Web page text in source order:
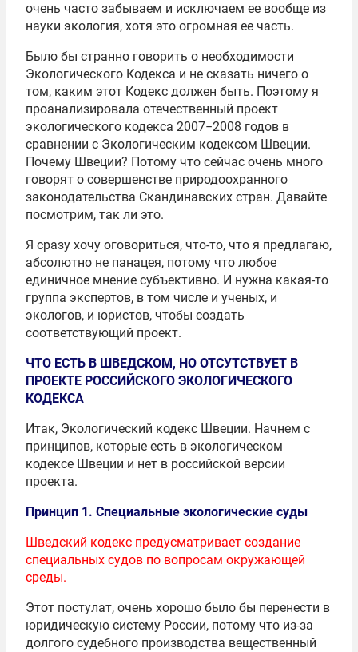
очень часто забываем и исключаем ее вообще из
науки экология, хотя это огромная ее часть.
Было бы странно говорить о необходимости
Экологического Кодекса и не сказать ничего о
том, каким этот Кодекс должен быть. Поэтому я
проанализировала отечественный проект
экологического кодекса 2007−2008 годов в
сравнении с Экологическим кодексом Швеции.
Почему Швеции? Потому что сейчас очень много
говорят о совершенстве природоохранного
законодательства Скандинавских стран. Давайте
посмотрим, так ли это.
Я сразу хочу оговориться, что-то, что я предлагаю,
абсолютно не панацея, потому что любое
единичное мнение субъективно. И нужна какая-то
группа экспертов, в том числе и ученых, и
экологов, и юристов, чтобы создать
соответствующий проект.
ЧТО ЕСТЬ В ШВЕДСКОМ, НО ОТСУТСТВУЕТ В
ПРОЕКТЕ РОССИЙСКОГО ЭКОЛОГИЧЕСКОГО
КОДЕКСА
Итак, Экологический кодекс Швеции. Начнем с
принципов, которые есть в экологическом
кодексе Швеции и нет в российской версии
проекта.
Принцип 1. Специальные экологические суды
Шведский кодекс предусматривает создание
специальных судов по вопросам окружающей
среды.
Этот постулат, очень хорошо было бы перенести в
юридическую систему России, потому что из-за
долгого судебного производства вещественный